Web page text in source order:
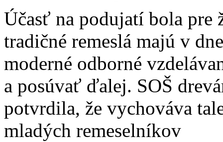
Účasť na podujatí bola
tradičné remeslá majú v
moderné odborné
a posúvať ďalej. SOŠ
potvrdila, že vychováva
mladých remeselníkov